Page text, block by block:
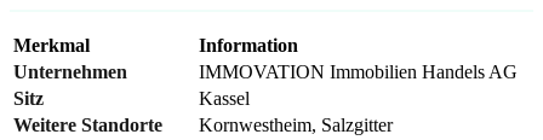
Merkmal
Information
Unternehmen
IMMOVATION Immobilien Handels AG
Sitz
Kassel
Weitere Standorte
Kornwestheim, Salzgitter